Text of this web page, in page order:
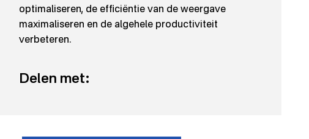
optimaliseren, de efficiëntie van de weergave
maximaliseren en de algehele productiviteit
verbeteren.
Delen met: